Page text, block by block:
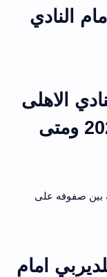
نهائي كـأس مصر 2023 امام النادي
الاهلى
قبل نهائي كـأس مصر 2023 ومتى
بين صفوفه على
امام